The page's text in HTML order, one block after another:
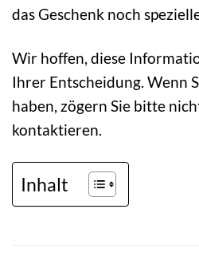
das Geschenk noch
Wir hoffen, diese
Ihrer Entscheidung. Wenn
haben, zögern Sie bitte
kontaktieren.
Inhalt